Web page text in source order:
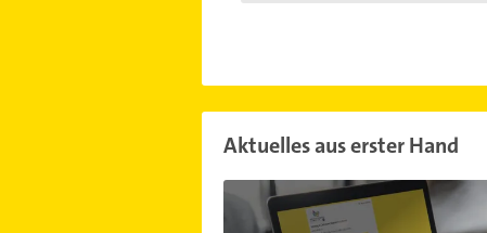
Aktuelles aus erster Hand